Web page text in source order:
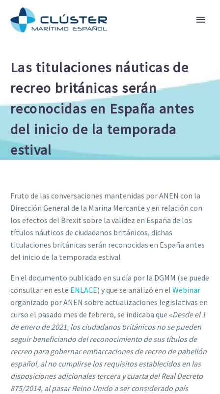
Las titulaciones náuticas de
recreo británicas serán
reconocidas en España antes
del inicio de la temporada
estival
Fruto de las conversaciones mantenidas por ANEN con la
Dirección General de la Marina Mercante y en relación con
los efectos del Brexit sobre la validez en España de los
títulos náuticos de ciudadanos británicos, dichas
titulaciones británicas serán reconocidas en España antes
del inicio de la temporada estival
En el documento publicado en su día por la DGMM (se puede
consultar en este ENLACE) y que se analizó en el Webinar
organizado por ANEN sobre actualizaciones legislativas en
curso el pasado mes de febrero, se indicaba que «Desde el 1
de enero de 2021, los ciudadanos británicos no se pueden
seguir beneficiando del reconocimiento de sus títulos de
recreo para gobernar embarcaciones de recreo de pabellón
español, al no cumplirse los requisitos establecidos en las
disposiciones adicionales tercera y cuarta del Real Decreto
875/2014, al pasar Reino Unido a ser considerado país